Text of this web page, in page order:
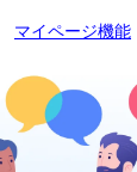
マイページ機能